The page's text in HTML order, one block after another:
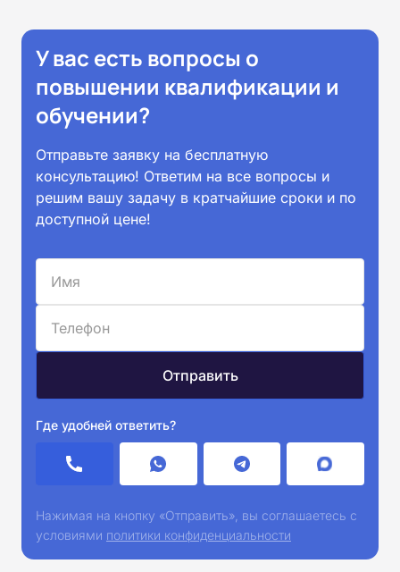
У вас есть вопросы о
повышении квалификации и
обучении?
Отправьте заявку на бесплатную
консультацию! Ответим на все вопросы и
решим вашу задачу в кратчайшие сроки и по
доступной цене!
Где удобней ответить?
Нажимая на кнопку «Отправить», вы соглашаетесь с
условиями политики конфиденциальности